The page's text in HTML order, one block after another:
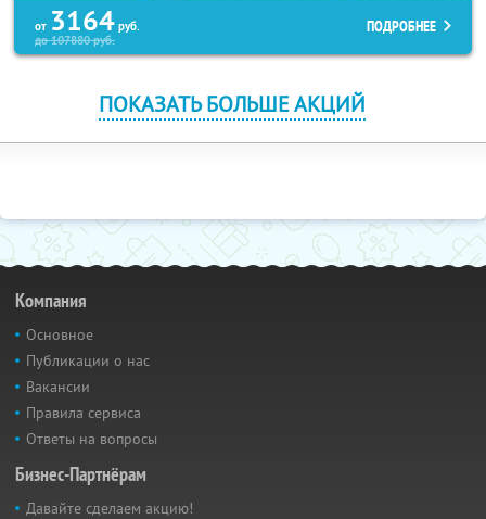
от 3164 руб.
до107880руб.
ПОДРОБНЕЕ
ПОКАЗАТЬ БОЛЬШЕ АКЦИЙ
Компания
Основное
Публикации о нас
Вакансии
Правила сервиса
Ответы на вопросы
Бизнес-Партнёрам
Давайте сделаем акцию!